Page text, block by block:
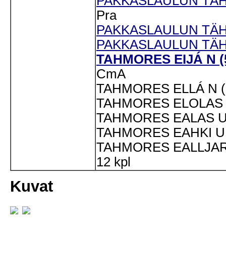
Pra
PAKKASLAULUN
PAKKASLAULUN
TAHMORES EIJÁ N
CmA
TAHMORES ELLÁ N
TAHMORES
TAHMORES EALAS
TAHMORES EAHKI
TAHMORES
12 kpl
Kuvat